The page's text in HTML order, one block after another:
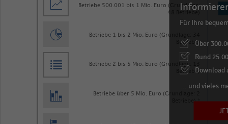
axis
categories.
Betriebe 500.001 bis 1 Mio. Euro (Grundlage:
48 Betriebe)
Betriebe 1 bis 2 Mio. Euro (Grundlage: 34
Betriebe)
Betriebe 2 bis 5 Mio. Euro (Grundlage: 13
Betriebe)
Betriebe über 5 Mio. Euro (Grundlage: 2
Betriebe) *
Für Ihre
Über
Rund
Download
… und vieles